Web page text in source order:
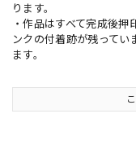
ります。
・作品はすべて完成後
ンクの付着跡が残ってい
ます。